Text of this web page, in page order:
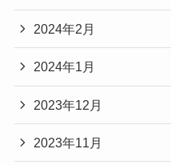
2024年2月
2024年1月
2023年12月
2023年11月